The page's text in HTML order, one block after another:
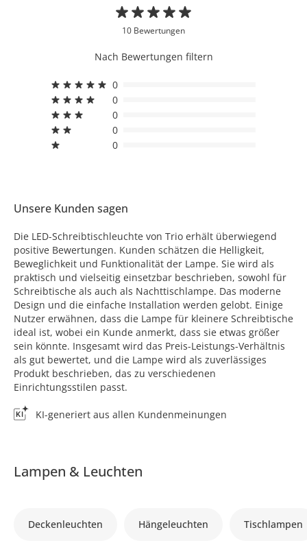
10 Bewertungen
Nach Bewertungen filtern
0
0
0
0
0
Unsere Kunden sagen
Die LED-Schreibtischleuchte von Trio erhält überwiegend
positive Bewertungen. Kunden schätzen die Helligkeit,
Beweglichkeit und Funktionalität der Lampe. Sie wird als
praktisch und vielseitig einsetzbar beschrieben, sowohl für
Schreibtische als auch als Nachttischlampe. Das moderne
Design und die einfache Installation werden gelobt. Einige
Nutzer erwähnen, dass die Lampe für kleinere Schreibtische
ideal ist, wobei ein Kunde anmerkt, dass sie etwas größer
sein könnte. Insgesamt wird das Preis-Leistungs-Verhältnis
als gut bewertet, und die Lampe wird als zuverlässiges
Produkt beschrieben, das zu verschiedenen
Einrichtungsstilen passt.
KI-generiert aus allen Kundenmeinungen
Lampen & Leuchten
Deckenleuchten Hängeleuchten Tischlampen